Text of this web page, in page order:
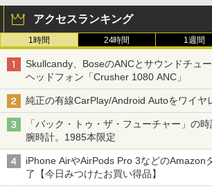
アクセスランキング
1時間 24時間 1週間
Skullcandy、BoseのANCとサウンドチュ
ヘッドフォン「Crusher 1080 ANC」
純正の有線CarPlay/Android Autoをワイヤ
「バック・トゥ・ザ・フューチャー」の
腕時計。1985本限定
iPhone AirやAirPods Pro 3などのAmazon
了【今日みつけたお買い得品】